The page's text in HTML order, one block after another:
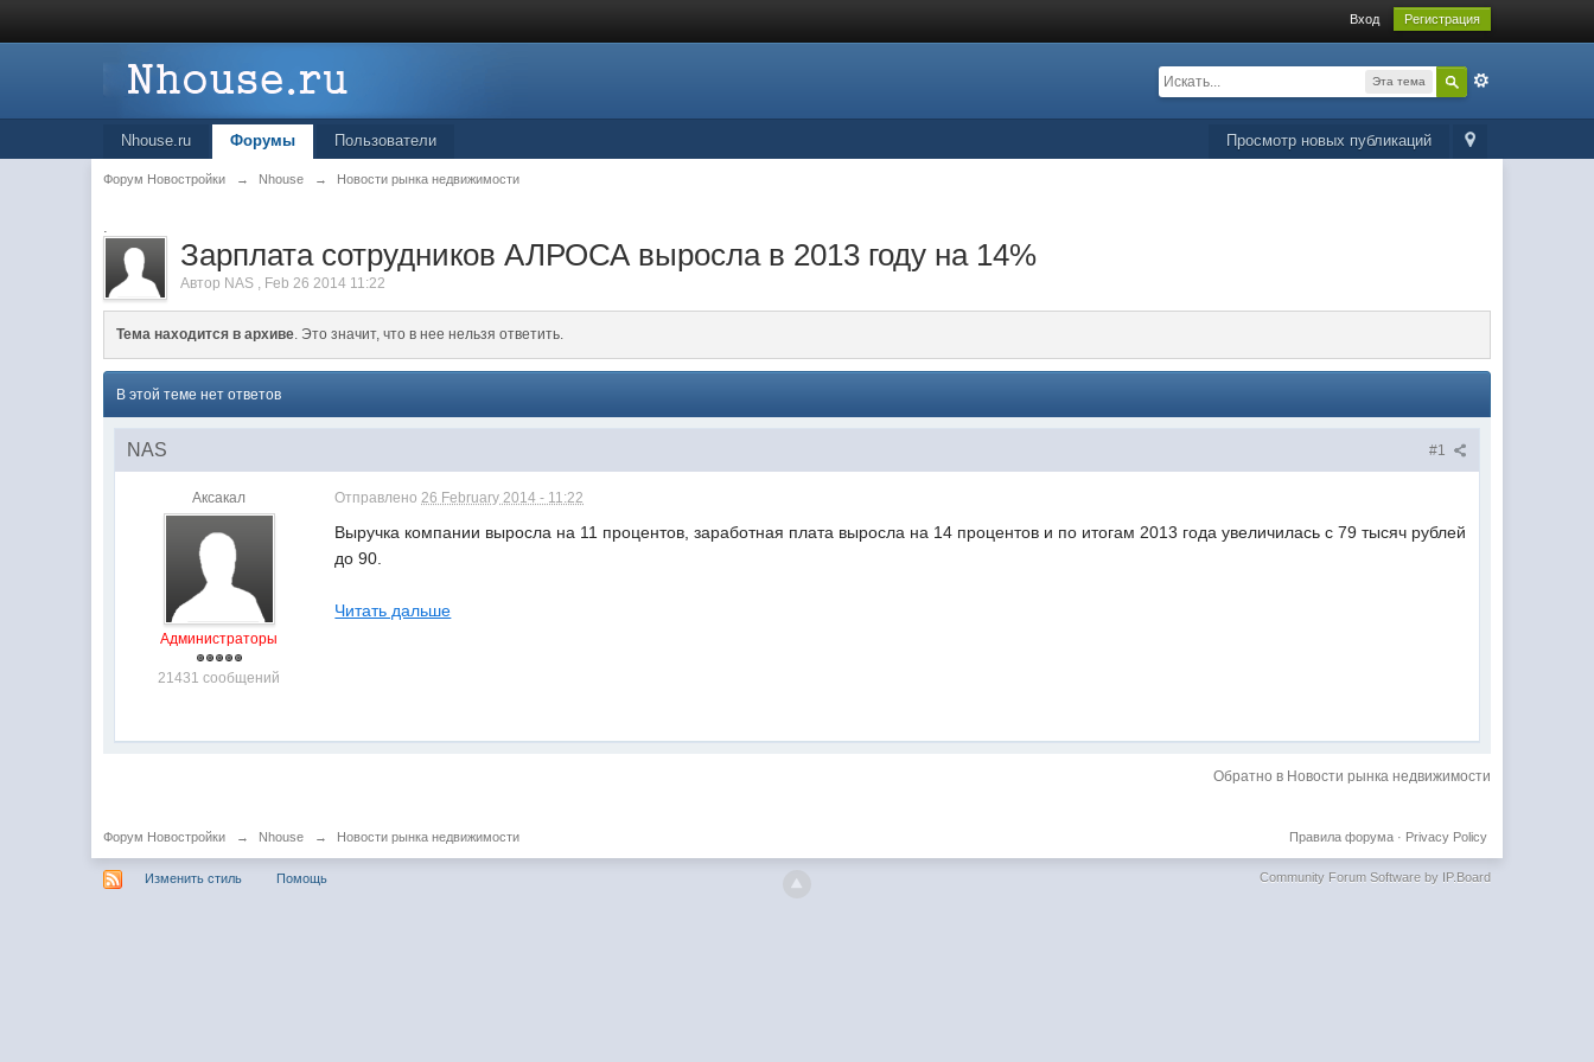
Вход Регистрация
Эта тема
Просмотр новых публикаций
Nhouse.ru Форумы Пользователи
Форум Новостройки → Nhouse → Новости рынка недвижимости
.
Зарплата сотрудников АЛРОСА выросла в 2013 году на 14%
Автор NAS , Feb 26 2014 11:22
Тема находится в архиве. Это значит, что в нее нельзя ответить.
В этой теме нет ответов
#1
NAS
Аксакал
Администраторы
21431 сообщений
Отправлено26 February 2014 - 11:22
Выручка компании выросла на 11 процентов, заработная плата выросла на 14 процентов и по итогам 2013 года увеличилась с 79 тысяч рублей
до 90.
Читать дальше
Обратно в Новости рынка недвижимости
Форум Новостройки → Nhouse → Новости рынка недвижимости Privacy Policy
Правила форума·
Изменить стиль Помощь Community Forum Software by IP.Board